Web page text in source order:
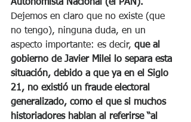
Autonomista Nacional (el PAN).
Dejemos en claro que no existe (que
no tengo), ninguna duda, en un
aspecto importante: es decir, que al
gobierno de Javier Milei lo separa esta
situación, debido a que ya en el Siglo
21, no existió un fraude electoral
generalizado, como el que si muchos
historiadores hablan al referirse “al